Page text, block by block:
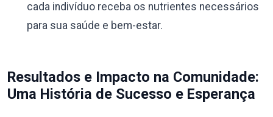
cada indivíduo receba os nutrientes necessários
para sua saúde e bem-estar.
Resultados e Impacto na Comunidade:
Uma História de Sucesso e Esperança